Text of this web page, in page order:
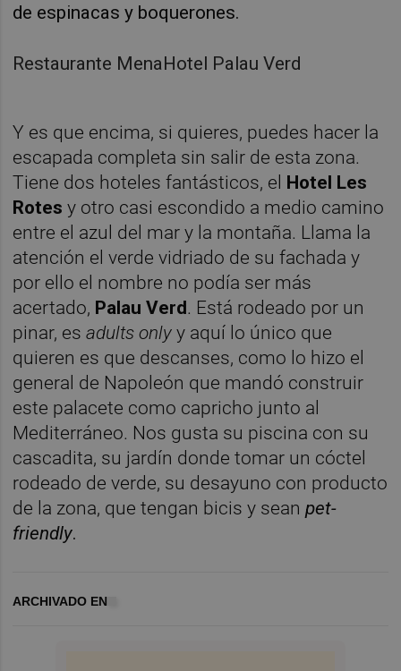
de espinacas y boquerones.
Restaurante MenaHotel Palau Verd
Y es que encima, si quieres, puedes hacer la
escapada completa sin salir de esta zona.
Tiene dos hoteles fantásticos, el Hotel Les
Rotes y otro casi escondido a medio camino
entre el azul del mar y la montaña. Llama la
atención el verde vidriado de su fachada y
por ello el nombre no podía ser más
acertado, Palau Verd. Está rodeado por un
pinar, esadults only y aquí lo único que
quieren es que descanses, como lo hizo el
general de Napoleón que mandó construir
este palacete como capricho junto al
Mediterráneo. Nos gusta su piscina con su
cascadita, su jardín donde tomar un cóctel
rodeado de verde, su desayuno con producto
de la zona, que tengan bicis y seanpet-
friendly.
ARCHIVADO EN